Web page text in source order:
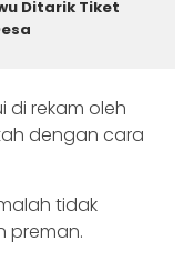
Ditarik Tiket
di rekam oleh
dengan cara
tidak
preman.